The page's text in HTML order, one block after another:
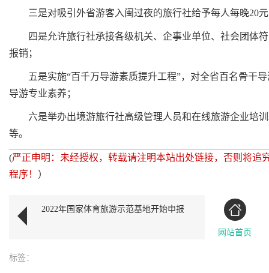
三是对吸引外省游客入闽过夜的旅行社给予每人每晚20
四是允许旅行社承接各级机关、企事业单位、社会团体符
报销；
五是实施“百千万导游素质提升工程”，对全省百名骨干导
导游专业素养；
六是举办出境游旅行社高级管理人员和在线旅游企业培训
等。
(严正申明：未经授权，转载请注明本站出处链接，否则将
程序！ ）
2022年国家体育旅游示范基地开始申报
网站首页
标签：